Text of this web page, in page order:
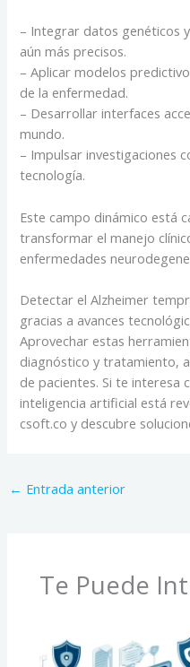
– Integrar datos genéticos
aún más precisos.
– Aplicar modelos
de la enfermedad.
– Desarrollar interfaces
mundo.
– Impulsar investigaciones
tecnología.
Este campo dinámico está
transformar el manejo
enfermedades
Detectar el Alzheimer
gracias a avances
Aprovechar estas
diagnóstico y tratamiento,
de pacientes. Si te interesa
inteligencia artificial está
csoft.co y descubre
← Entrada anterior
Te Puede